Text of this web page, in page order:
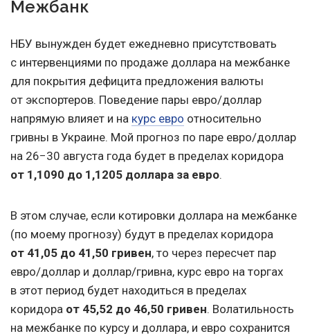
Межбанк
НБУ вынужден будет ежедневно присутствовать
с интервенциями по продаже доллара на межбанке
для покрытия дефицита предложения валюты
от экспортеров. Поведение пары евро/доллар
напрямую влияет и на курс евро относительно
гривны в Украине. Мой прогноз по паре евро/доллар
на 26−30 августа года будет в пределах коридора
от 1,1090 до 1,1205 доллара за евро.
В этом случае, если котировки доллара на межбанке
(по моему прогнозу) будут в пределах коридора
от 41,05 до 41,50 гривен, то через пересчет пар
евро/доллар и доллар/гривна, курс евро на торгах
в этот период будет находиться в пределах
коридора от 45,52 до 46,50 гривен. Волатильность
на межбанке по курсу и доллара, и евро сохранится